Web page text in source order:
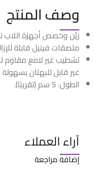
وصف المنتج
زيّن وخصص أجهزة اللاب
ملصقات فينيل قابلة
تشطيب غير لامع
غير قابل للبهتان بسهولة
الطول: 5 سم (تقريبًا).
آراء العملاء
إضافة مراجعة